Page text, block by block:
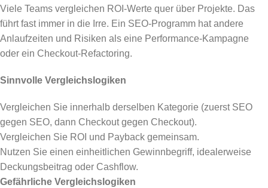
Viele Teams vergleichen ROI-Werte quer über Projekte. Das
führt fast immer in die Irre. Ein SEO-Programm hat andere
Anlaufzeiten und Risiken als eine Performance-Kampagne
oder ein Checkout-Refactoring.
Sinnvolle Vergleichslogiken
Vergleichen Sie innerhalb derselben Kategorie (zuerst SEO
gegen SEO, dann Checkout gegen Checkout).
Vergleichen Sie ROI und Payback gemeinsam.
Nutzen Sie einen einheitlichen Gewinnbegriff, idealerweise
Deckungsbeitrag oder Cashflow.
Gefährliche Vergleichslogiken